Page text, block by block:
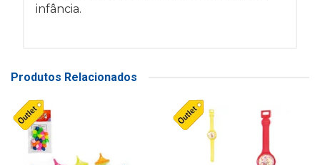
infância.
Produtos Relacionados